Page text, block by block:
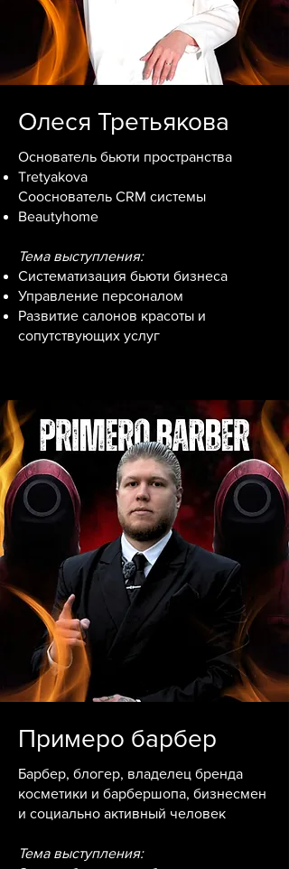
Олеся Третьякова
Основатель бьюти пространства
Tretyakova
Сооснователь CRM системы
Beautyhome
Тема выступления:
Систематизация бьюти бизнеса
Управление персоналом
Развитие салонов красоты и
сопутствующих услуг
Примеро барбер
Барбер, блогер, владелец бренда
косметики и барбершопа, бизнесмен
и социально активный человек
Тема выступления: